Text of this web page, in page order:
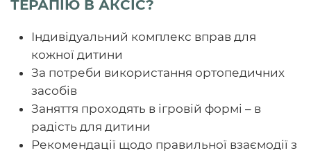
ТЕРАПІЮ В АКСІС?
Індивідуальний комплекс вправ для
кожної дитини
За потреби використання ортопедичних
засобів
Заняття проходять в ігровій формі – в
радість для дитини
Рекомендації щодо правильної взаємодії з